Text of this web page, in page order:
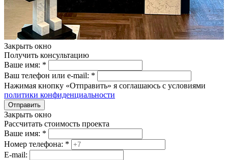
Закрыть окно
Получить консультацию
Ваше имя: *
Ваш телефон или e-mail: *
Нажимая кнопку «Отправить» я соглашаюсь с условиями
политики конфиденциальности
Отправить
Закрыть окно
Рассчитать стоимость проекта
Ваше имя: *
Номер телефона: *
E-mail: